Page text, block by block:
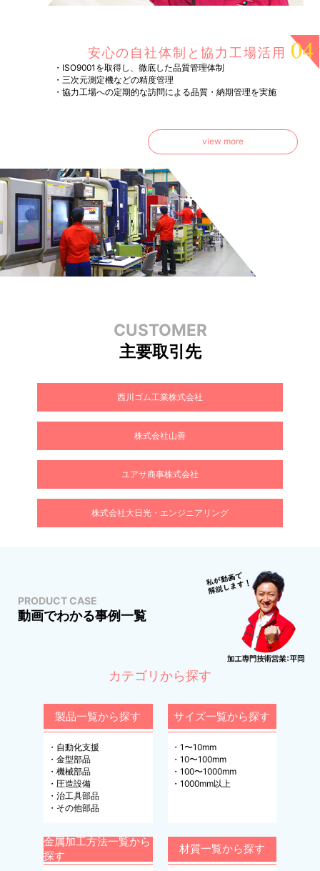
安心の自社体制と協力工場活用
・ISO9001を取得し、徹底した品質管理体制
・三次元測定機などの精度管理
・協力工場への定期的な訪問による品質・納期管理を実施
view more
CUSTOMER
主要取引先
西川ゴム工業株式会社
株式会社山善
ユアサ商事株式会社
株式会社大日光・エンジニアリング
PRODUCT CASE
動画でわかる事例一覧
カテゴリから探す
製品一覧から探す
・ 自動化支援
・ 金型部品
・ 機械部品
・ 圧造設備
・ 治工具部品
・ その他部品
サイズ一覧から探す
・1〜10mm
・10〜100mm
・100〜1000mm
・1000mm以上
金属加工方法一覧から
探す
材質一覧から探す